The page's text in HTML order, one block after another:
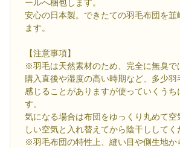
ールへ梱包します。
安心の日本製。できたての羽毛布団を韮
ます。
【注意事項】
※羽毛は天然素材のため、完全に無臭で
購入直後や湿度の高い時期など、多少羽
感じることがありますが使っていくうち
す。
気になる場合は布団をゆっくり丸めて空
しい空気と入れ替えてから陰干ししてく
※羽毛布団の特性上、縫い目や側生地か